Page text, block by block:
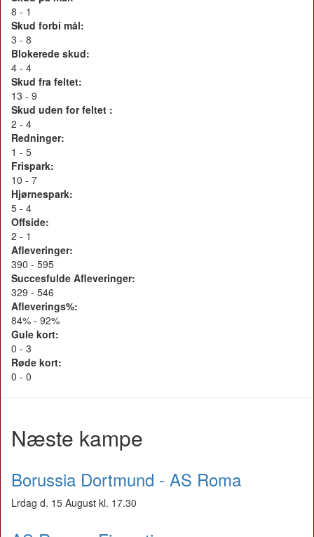
8 - 1
Skud forbi mål:
3 - 8
Blokerede skud:
4 - 4
Skud fra feltet:
13 - 9
Skud uden for feltet :
2 - 4
Redninger:
1 - 5
Frispark:
10 - 7
Hjørnespark:
5 - 4
Offside:
2 - 1
Afleveringer:
390 - 595
Succesfulde Afleveringer:
329 - 546
Afleverings%:
84% - 92%
Gule kort:
0 - 3
Røde kort:
0 - 0
Næste kampe
Borussia Dortmund - AS Roma
Lrdag d. 15 August kl. 17.30